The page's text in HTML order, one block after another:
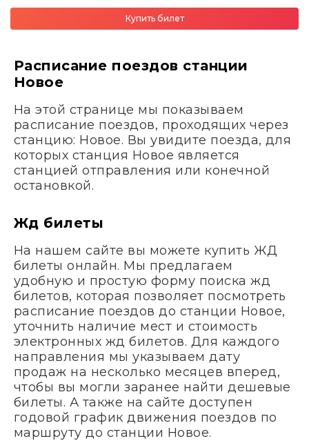
Купить билет
Расписание поездов станции
Новое
На этой странице мы показываем
расписание поездов, проходящих через
станцию: Новое. Вы увидите поезда, для
которых станция Новое является
станцией отправления или конечной
остановкой.
Жд билеты
На нашем сайте вы можете купить ЖД
билеты онлайн. Мы предлагаем
удобную и простую форму поиска жд
билетов, которая позволяет посмотреть
расписание поездов до станции Новое,
уточнить наличие мест и стоимость
электронных жд билетов. Для каждого
направления мы указываем дату
продаж на несколько месяцев вперед,
чтобы вы могли заранее найти дешевые
билеты. А также на сайте доступен
годовой график движения поездов по
маршруту до станции Новое.